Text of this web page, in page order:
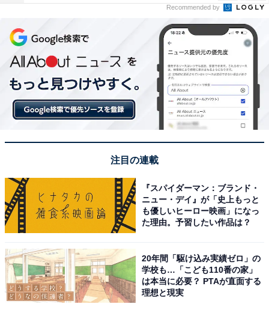
仙台市と隣接する「山形市」は、2019年に中核市となっ
た地域。江戸時代の城下町の風情を遺した街並みや蔵王
連峰、山寺などの観光地を有しています。また、同市で
は日本一の芋煮会フェスティバルや山形国際ドキュメン
タリー映画祭も開催されています。
合を1点とする10段階の回答平均を100点満点にするため
に10倍したものです。
＞8位までの全ランキング結果を見る
【おすすめ記事】
Recommended by
注目の連載
『スパイダーマン：ブランド・
ニュー・デイ』が「史上もっと
も優しいヒーロー映画」になっ
た理由。予習したい作品は？
20年間「駆け込み実績ゼロ」の
学校も…「こども110番の家」
は本当に必要？ PTAが直面する
理想と現実